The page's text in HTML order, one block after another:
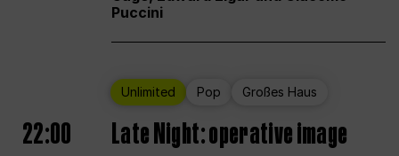
Puccini
Unlimited Pop Großes Haus
22:00 Late Night: operative image